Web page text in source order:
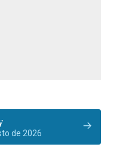
de 2026